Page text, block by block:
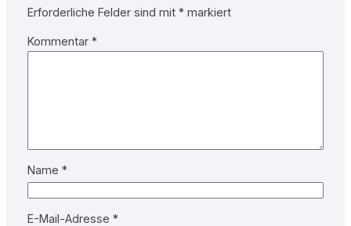
Erforderliche Felder sind mit *markiert
Kommentar *
Name *
E-Mail-Adresse *